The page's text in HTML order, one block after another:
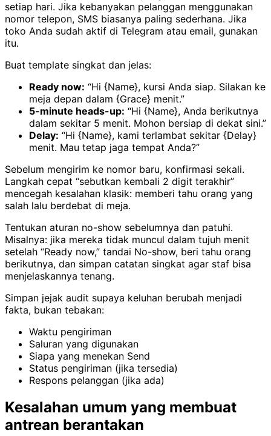
setiap hari. Jika kebanyakan pelanggan menggunakan
nomor telepon, SMS biasanya paling sederhana. Jika
toko Anda sudah aktif di Telegram atau email, gunakan
itu.
Buat template singkat dan jelas:
Ready now: “Hi {Name}, kursi Anda siap. Silakan ke
meja depan dalam {Grace} menit.”
5-minute heads-up: “Hi {Name}, Anda berikutnya
dalam sekitar 5 menit. Mohon bersiap di dekat sini.”
Delay: “Hi {Name}, kami terlambat sekitar {Delay}
menit. Mau tetap jaga tempat Anda?”
Sebelum mengirim ke nomor baru, konfirmasi sekali.
Langkah cepat “sebutkan kembali 2 digit terakhir”
mencegah kesalahan klasik: memberi tahu orang yang
salah lalu berdebat di meja.
Tentukan aturan no-show sebelumnya dan patuhi.
Misalnya: jika mereka tidak muncul dalam tujuh menit
setelah “Ready now,” tandai No-show, beri tahu orang
berikutnya, dan simpan catatan singkat agar staf bisa
menjelaskannya tenang.
Simpan jejak audit supaya keluhan berubah menjadi
fakta, bukan tebakan:
Waktu pengiriman
Saluran yang digunakan
Siapa yang menekan Send
Status pengiriman (jika tersedia)
Respons pelanggan (jika ada)
Kesalahan umum yang membuat
antrean berantakan